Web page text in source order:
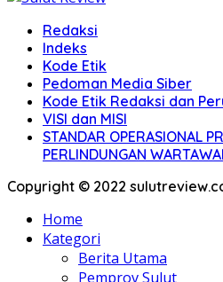
Redaksi
Indeks
Kode Etik
Pedoman Media Siber
Kode Etik Redaksi dan
VISI dan MISI
STANDAR OPERASIONAL
PERLINDUNGAN
Copyright © 2022
Home
Kategori
Berita Utama
Pemprov Sulut